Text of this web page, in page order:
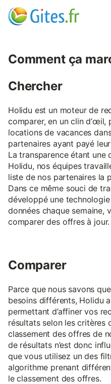
Comment ça
Chercher
Holidu est un moteur de
comparer, en un clin d’œil,
locations de vacances
partenaires ayant payé
La transparence étant une
Holidu, nos équipes
liste de nos partenaires la
Dans ce même souci de
développé une
données chaque semaine,
comparer des offres à jour.
Comparer
Parce que nous savons
besoins différents, Holidu
permettant d’affiner vos
résultats selon les critères
classement des offres de
de résultats n’est donc
que vous utilisez un des
algorithme prenant
le classement des offres.